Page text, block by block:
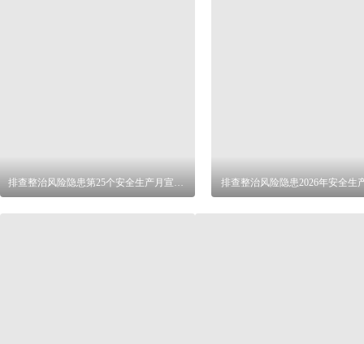
排查整治风险隐患第25个安全生产月宣传单 排查整治风险隐患2026年安全生